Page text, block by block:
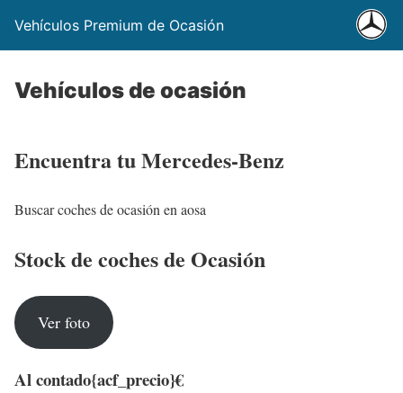
Vehículos Premium de Ocasión
Vehículos de ocasión
Encuentra tu Mercedes-Benz
Buscar coches de ocasión en aosa
Stock de coches de Ocasión
Ver foto
Al contado{acf_precio}€